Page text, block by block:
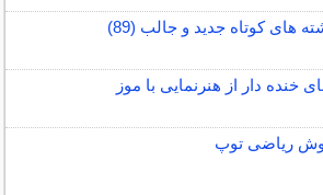
های کوتاه جدید و جالب (89)
خنده دار از هنرنمایی با موز
ریاضی توپ